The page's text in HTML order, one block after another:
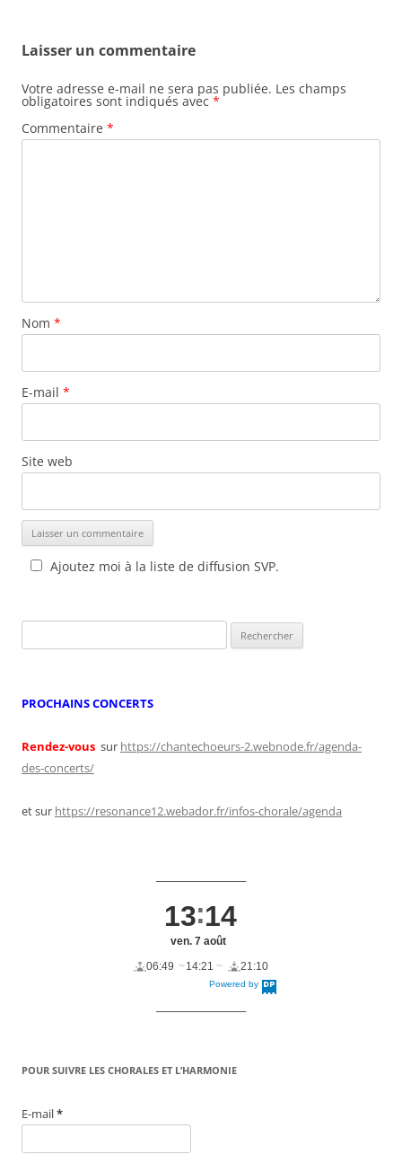
Laisser un commentaire
Votre adresse e-mail ne sera pas publiée. Les champs
obligatoires sont indiqués avec *
Commentaire *
Nom *
E-mail *
Site web
Ajoutez moi à la liste de diffusion SVP.
PROCHAINS CONCERTS
Rendez-vous sur https://chantechoeurs-2.webnode.fr/agenda-
des-concerts/
et sur https://resonance12.webador.fr/infos-chorale/agenda
Powered by
13 14
ven. 7 août
06:49
14:21 21:10
POUR SUIVRE LES CHORALES ET L’HARMONIE
E-mail*